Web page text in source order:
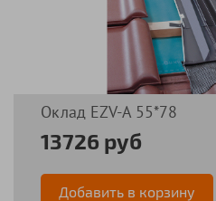
Оклад EZV-А 55*78
13726 руб
Добавить в корзину